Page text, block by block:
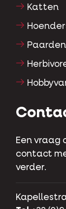
Katten
Paarden
Een vraag
contact
verder.